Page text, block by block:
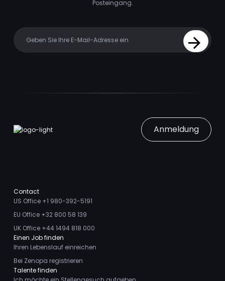
Posteingang.
Sign Up
Anmeldung
Contact
US Office +1 980-392-5191
EU Office +32 800 58 139
UK Office +44 1494 818 000
Einen Job finden
Ihren Lebenslauf einreichen
Bei Zenopa registrieren
Talente finden